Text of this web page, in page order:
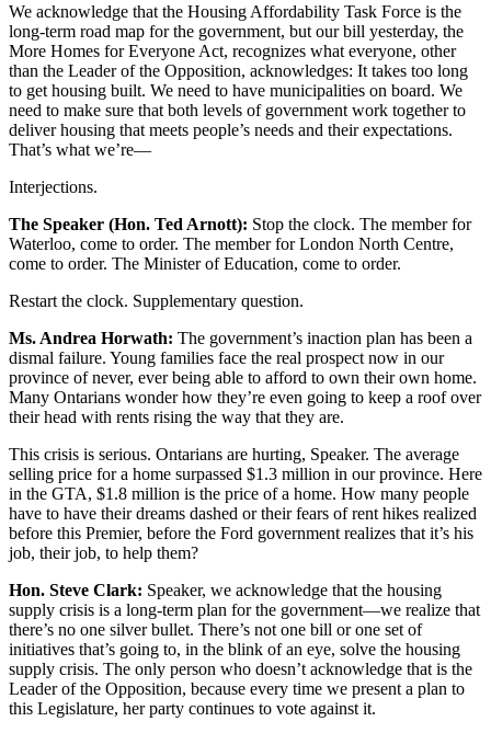
We acknowledge that the Housing Affordability Task Force is the
long-term road map for the government, but our bill yesterday, the
More Homes for Everyone Act, recognizes what everyone, other
than the Leader of the Opposition, acknowledges: It takes too long
to get housing built. We need to have municipalities on board. We
need to make sure that both levels of government work together to
deliver housing that meets people’s needs and their expectations.
That’s what we’re—
Interjections.
The Speaker (Hon. Ted Arnott): Stop the clock. The member for
Waterloo, come to order. The member for London North Centre,
come to order. The Minister of Education, come to order.
Restart the clock. Supplementary question.
Ms. Andrea Horwath: The government’s inaction plan has been a
dismal failure. Young families face the real prospect now in our
province of never, ever being able to afford to own their own home.
Many Ontarians wonder how they’re even going to keep a roof over
their head with rents rising the way that they are.
This crisis is serious. Ontarians are hurting, Speaker. The average
selling price for a home surpassed $1.3 million in our province. Here
in the GTA, $1.8 million is the price of a home. How many people
have to have their dreams dashed or their fears of rent hikes realized
before this Premier, before the Ford government realizes that it’s his
job, their job, to help them?
Hon. Steve Clark: Speaker, we acknowledge that the housing
supply crisis is a long-term plan for the government—we realize that
there’s no one silver bullet. There’s not one bill or one set of
initiatives that’s going to, in the blink of an eye, solve the housing
supply crisis. The only person who doesn’t acknowledge that is the
Leader of the Opposition, because every time we present a plan to
this Legislature, her party continues to vote against it.